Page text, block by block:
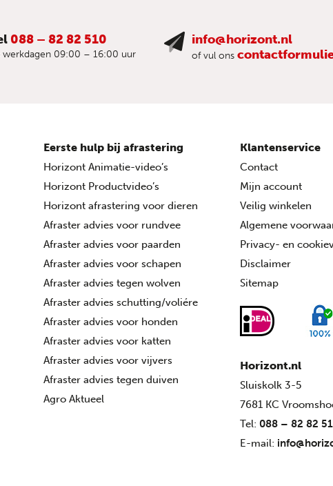
088 – 82 82 510
werkdagen 09:00 – 16:00 uur
info@horizont.nl
of vul ons
Eerste hulp bij afrastering
Horizont Animatie-video’s
Horizont Productvideo’s
Horizont afrastering voor dieren
Afraster advies voor rundvee
Afraster advies voor paarden
Afraster advies voor schapen
Afraster advies tegen wolven
Afraster advies schutting/voliére
Afraster advies voor honden
Afraster advies voor katten
Afraster advies voor vijvers
Afraster advies tegen duiven
Agro Aktueel
Klantenservice
Contact
Mijn account
Veilig winkelen
Algemene
Privacy- en
Disclaimer
Sitemap
Horizont.nl
Sluiskolk 3-5
7681 KC
Tel: 088 – 82 82
E-mail: